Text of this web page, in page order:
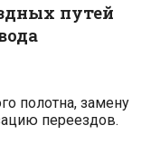
путей
полотна, замену
переездов.